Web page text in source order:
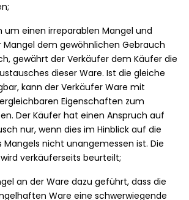
einen irreparablen Mangel und
Mangel dem gewöhnlichen Gebrauch
gewährt der Verkäufer dem Käufer die
dieser Ware. Ist die gleiche
kann der Verkäufer Ware mit
Eigenschaften zum
Der Käufer hat einen Anspruch auf
nur, wenn dies im Hinblick auf die
Mangels nicht unangemessen ist. Die
verkäuferseits beurteilt;
an der Ware dazu geführt, dass die
Ware eine schwerwiegende